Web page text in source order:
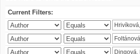
Current Filters: